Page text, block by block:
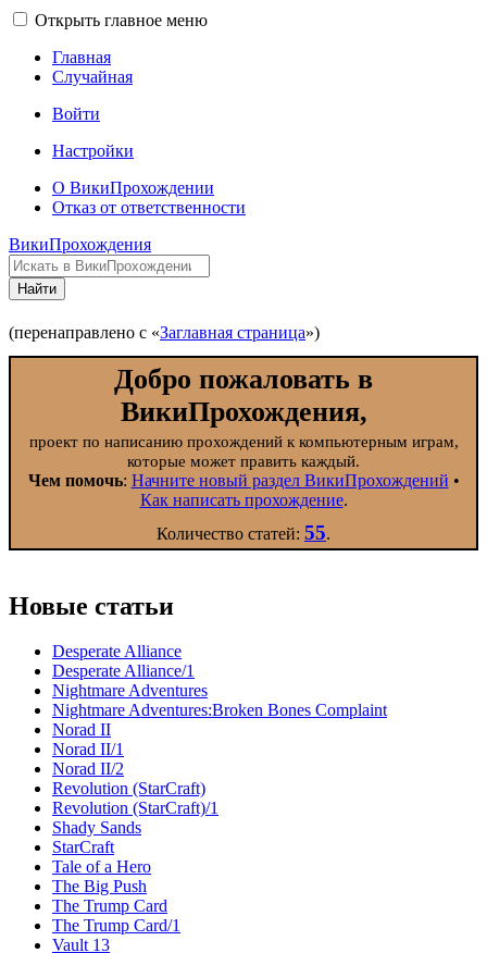
Открыть главное меню
Главная
Случайная
Войти
Настройки
О ВикиПрохождении
Отказ от ответственности
ВикиПрохождения
Найти
(перенаправлено с «Заглавная страница»)
Добро пожаловать в
ВикиПрохождения,
проект по написанию прохождений к компьютерным играм,
которые может править каждый.
Чем помочь: Начните новый раздел ВикиПрохождений •
Как написать прохождение.
Количество статей: 55.
Новые статьи
Desperate Alliance
Desperate Alliance/1
Nightmare Adventures
Nightmare Adventures:Broken Bones Complaint
Norad II
Norad II/1
Norad II/2
Revolution (StarCraft)
Revolution (StarCraft)/1
Shady Sands
StarCraft
Tale of a Hero
The Big Push
The Trump Card
The Trump Card/1
Vault 13